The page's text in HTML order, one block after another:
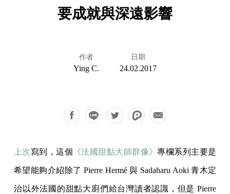
要成就與深遠影響
作者
Ying C.
日期
24.02.2017
上次寫到，這個 《法國甜點大師群像》專欄系列主要是
希望能夠介紹除了 Pierre Hermé 與 Sadaharu Aoki 青木定
治以外法國的甜點大廚們給台灣讀者認識，但是 Pierre